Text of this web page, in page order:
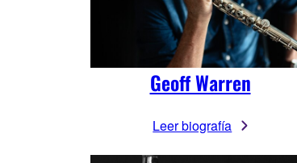
Geoff Warren
Leer biografía